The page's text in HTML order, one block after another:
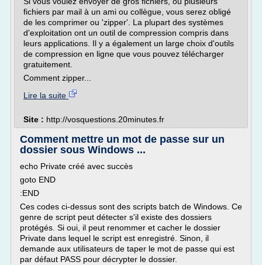
fichiers par mail à un ami ou collègue, vous serez obligé
de les comprimer ou 'zipper'. La plupart des systèmes
d'exploitation ont un outil de compression compris dans
leurs applications. Il y a également un large choix d'outils
de compression en ligne que vous pouvez télécharger
gratuitement.
Comment zipper...
Lire la suite
Site : http://vosquestions.20minutes.fr
Comment mettre un mot de passe sur un
dossier sous Windows ...
echo Private créé avec succès
goto END
:END
Ces codes ci-dessus sont des scripts batch de Windows. Ce
genre de script peut détecter s'il existe des dossiers
protégés. Si oui, il peut renommer et cacher le dossier
Private dans lequel le script est enregistré. Sinon, il
demande aux utilisateurs de taper le mot de passe qui est
par défaut PASS pour décrypter le dossier.